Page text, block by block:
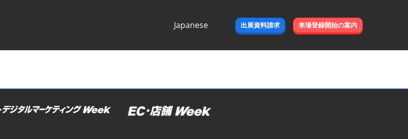
Japanese
出展資料請求 来場登録開始の案内